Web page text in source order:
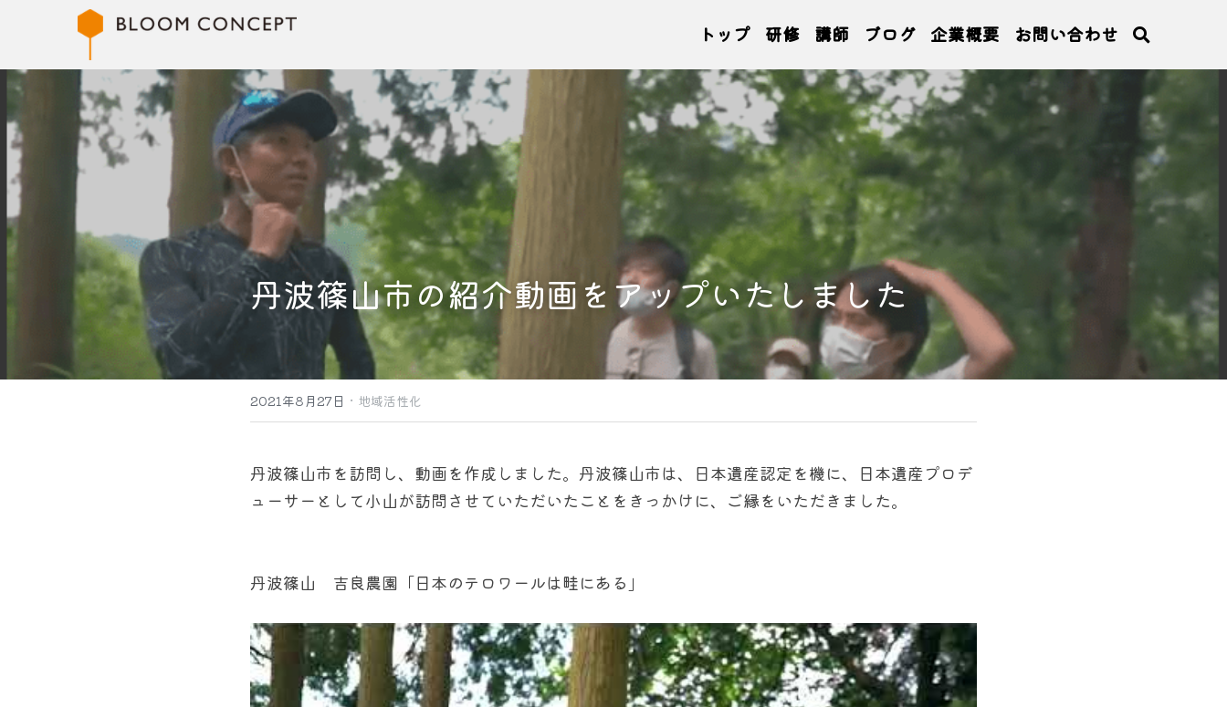
トップ 研修 講師 ブログ 企業概要 お問い合わせ
丹波篠山市の紹介動画をアップいたしました
2021年8月27日 · 地域活性化
丹波篠山市を訪問し、動画を作成しました。丹波篠山市は、日本遺産認定を機に、日本遺産プロデ
ューサーとして小山が訪問させていただいたことをきっかけに、ご縁をいただきました。
丹波篠山　吉良農園「日本のテロワールは畦にある」